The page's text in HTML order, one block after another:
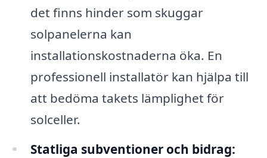
det finns hinder som skuggar
solpanelerna kan
installationskostnaderna öka. En
professionell installatör kan hjälpa till
att bedöma takets lämplighet för
solceller.
Statliga subventioner och bidrag: